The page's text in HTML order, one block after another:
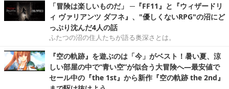
「冒険は楽しいものだ」 ─『FF11』と『ウィザードリ
ィ ヴァリアンツ ダフネ』、"優しくないRPG"の沼にど
っぷり沈んだ4人の話
ふたつの沼の住人たちが語る奥深さとは。
『空の軌跡』を遊ぶのは「今」がベスト！暑い夏、涼
しい部屋の中で“青い空”が似合う大冒険へ―最安値で
セール中の『the 1st』から新作『空の軌跡 the 2nd』